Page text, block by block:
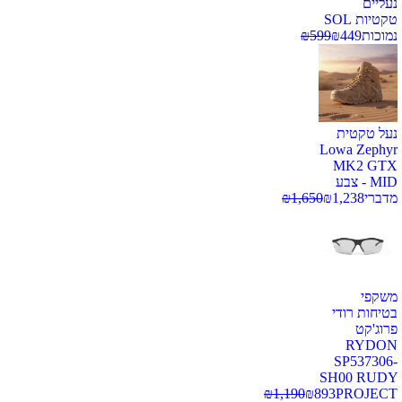
טקטיות SOL
נמוכות
₪449
₪599
נעל טקטית
Lowa Zephyr
MK2 GTX
MID - צבע
מדברי
₪1,238
₪1,650
משקפי
בטיחות רודי
פרוג'קט
RYDON
SP537306-
SH00 RUDY
PROJECT
₪893
₪1,190